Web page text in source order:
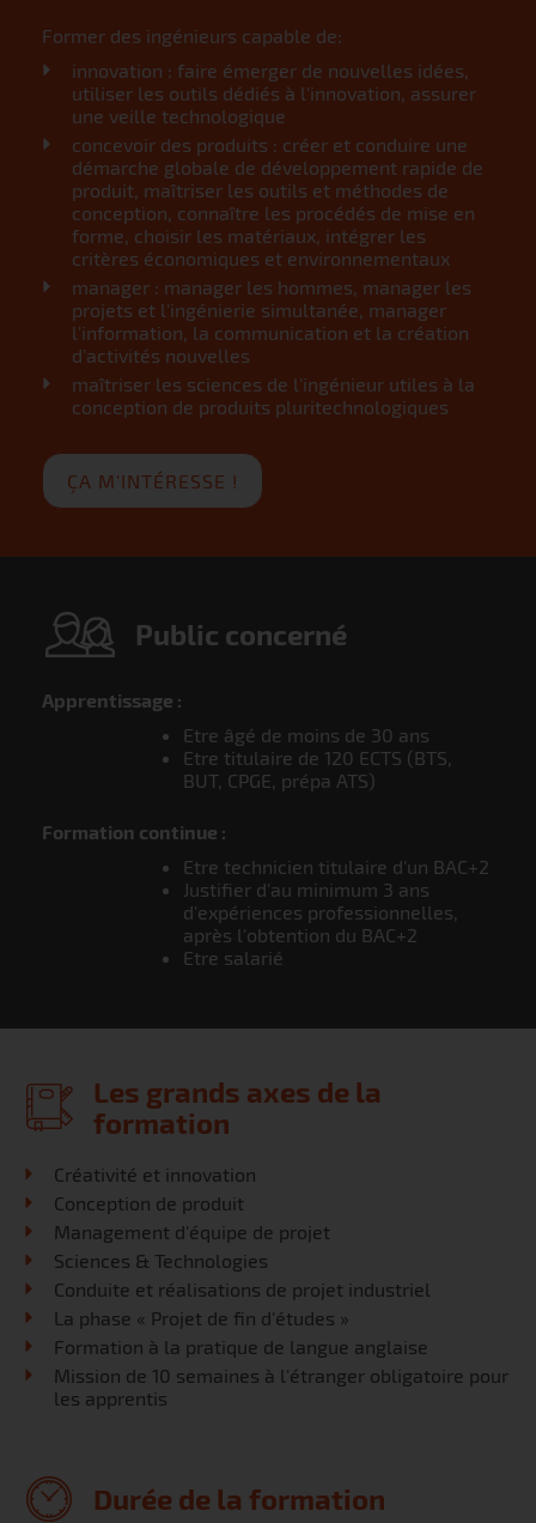
Former des ingénieurs capable de:
innovation : faire émerger de nouvelles idées,
utiliser les outils dédiés à l'innovation, assurer
une veille technologique
concevoir des produits : créer et conduire une
démarche globale de développement rapide de
produit, maîtriser les outils et méthodes de
conception, connaître les procédés de mise en
forme, choisir les matériaux, intégrer les
critères économiques et environnementaux
manager : manager les hommes, manager les
projets et l'ingénierie simultanée, manager
l'information, la communication et la création
d'activités nouvelles
maîtriser les sciences de l'ingénieur utiles à la
conception de produits pluritechnologiques
ÇA M'INTÉRESSE !
Public concerné
Apprentissage :
Etre âgé de moins de 30 ans
Etre titulaire de 120 ECTS (BTS,
BUT, CPGE, prépa ATS)
Formation continue :
Etre technicien titulaire d'un BAC+2
Justifier d'au minimum 3 ans
d'expériences professionnelles,
après l'obtention du BAC+2
Etre salarié
Les grands axes de la
formation
Créativité et innovation
Conception de produit
Management d'équipe de projet
Sciences & Technologies
Conduite et réalisations de projet industriel
La phase « Projet de fin d'études »
Formation à la pratique de langue anglaise
Mission de 10 semaines à l'étranger obligatoire pour
les apprentis
Durée de la formation